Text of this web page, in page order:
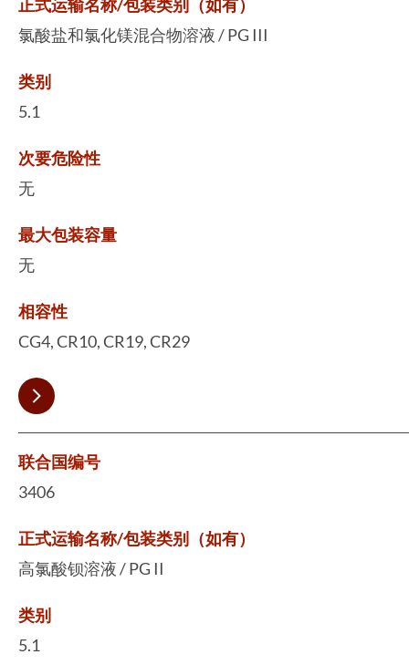
正式运输名称/包装类别（如有）
氯酸盐和氯化镁混合物溶液 / PG III
类别
5.1
次要危险性
无
最大包装容量
无
相容性
CG4, CR10, CR19, CR29
联合国编号
3406
正式运输名称/包装类别（如有）
高氯酸钡溶液 / PG II
类别
5.1